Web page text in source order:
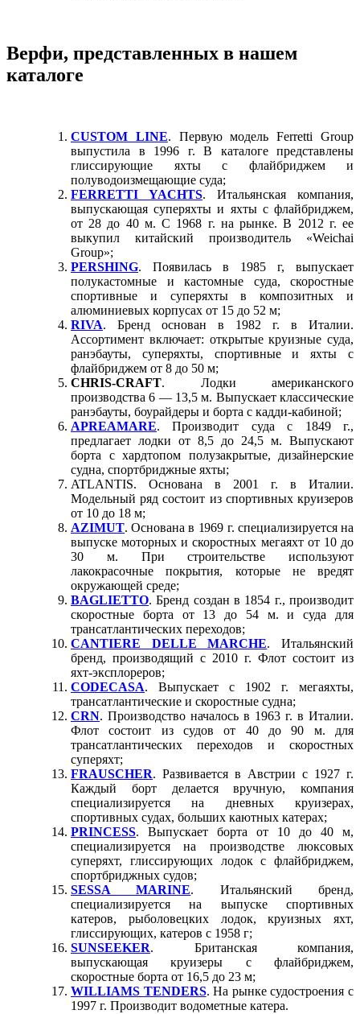
Верфи, представленных в нашем
каталоге
CUSTOM LINE. Первую модель Ferretti Group
выпустила в 1996 г. В каталоге представлены
глиссирующие яхты с флайбриджем и
полуводоизмещающие суда;
FERRETTI YACHTS. Итальянская компания,
выпускающая суперяхты и яхты с флайбриджем,
от 28 до 40 м. С 1968 г. на рынке. В 2012 г. ее
выкупил китайский производитель «Weichai
Group»;
PERSHING. Появилась в 1985 г, выпускает
полукастомные и кастомные суда, скоростные
спортивные и суперяхты в композитных и
алюминиевых корпусах от 15 до 52 м;
RIVA. Бренд основан в 1982 г. в Италии.
Ассортимент включает: открытые круизные суда,
ранэбауты, суперяхты, спортивные и яхты с
флайбриджем от 8 до 50 м;
CHRIS-CRAFT. Лодки американского
производства 6 — 13,5 м. Выпускает классические
ранэбауты, боурайдеры и борта с кадди-кабиной;
APREAMARE. Производит суда с 1849 г.,
предлагает лодки от 8,5 до 24,5 м. Выпускают
борта с хардтопом полузакрытые, дизайнерские
судна, спортбриджные яхты;
ATLANTIS. Основана в 2001 г. в Италии.
Модельный ряд состоит из спортивных круизеров
от 10 до 18 м;
AZIMUT. Основана в 1969 г. специализируется на
выпуске моторных и скоростных мегаяхт от 10 до
30 м. При строительстве используют
лакокрасочные покрытия, которые не вредят
окружающей среде;
BAGLIETTO. Бренд создан в 1854 г., производит
скоростные борта от 13 до 54 м. и суда для
трансатлантических переходов;
CANTIERE DELLE MARCHE. Итальянский
бренд, производящий с 2010 г. Флот состоит из
яхт-эксплореров;
CODECASA. Выпускает с 1902 г. мегаяхты,
трансатлантические и скоростные судна;
CRN. Производство началось в 1963 г. в Италии.
Флот состоит из судов от 40 до 90 м. для
трансатлантических переходов и скоростных
суперяхт;
FRAUSCHER. Развивается в Австрии с 1927 г.
Каждый борт делается вручную, компания
специализируется на дневных круизерах,
спортивных судах, больших каютных катерах;
PRINCESS. Выпускает борта от 10 до 40 м,
специализируется на производстве люксовых
суперяхт, глиссирующих лодок с флайбриджем,
спортбриджных судов;
SESSA MARINE. Итальянский бренд,
специализируется на выпуске спортивных
катеров, рыболовецких лодок, круизных яхт,
глиссирующих, катеров с 1958 г;
SUNSEEKER. Британская компания,
выпускающая круизеры с флайбриджем,
скоростные борта от 16,5 до 23 м;
WILLIAMS TENDERS. На рынке судостроения с
1997 г. Производит водометные катера.